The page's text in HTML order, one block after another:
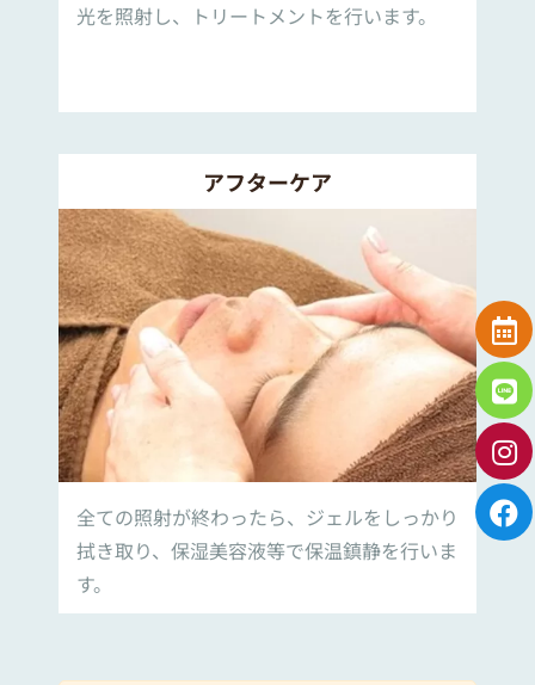
光を照射し、トリートメントを行います。
アフターケア
全ての照射が終わったら、ジェルをしっかり
拭き取り、保湿美容液等で保温鎮静を行いま
す。